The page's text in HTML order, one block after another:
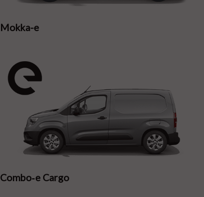
Mokka-e
Combo‑e Cargo